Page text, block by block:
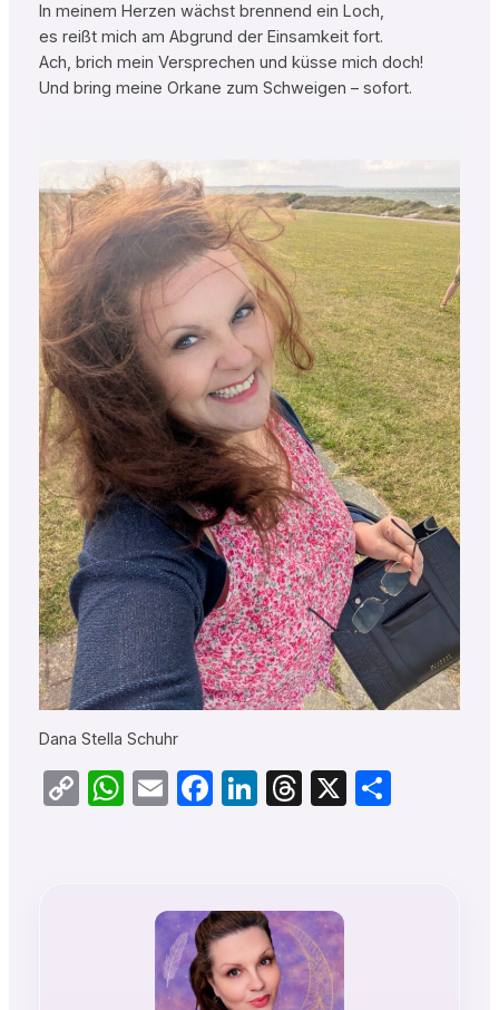
In meinem Herzen wächst brennend ein Loch,
es reißt mich am Abgrund der Einsamkeit fort.
Ach, brich mein Versprechen und küsse mich doch!
Und bring meine Orkane zum Schweigen – sofort.
Dana Stella Schuhr
CopyWhatsApp
EmailFacebook
LinkedIn
Threads
X Teilen